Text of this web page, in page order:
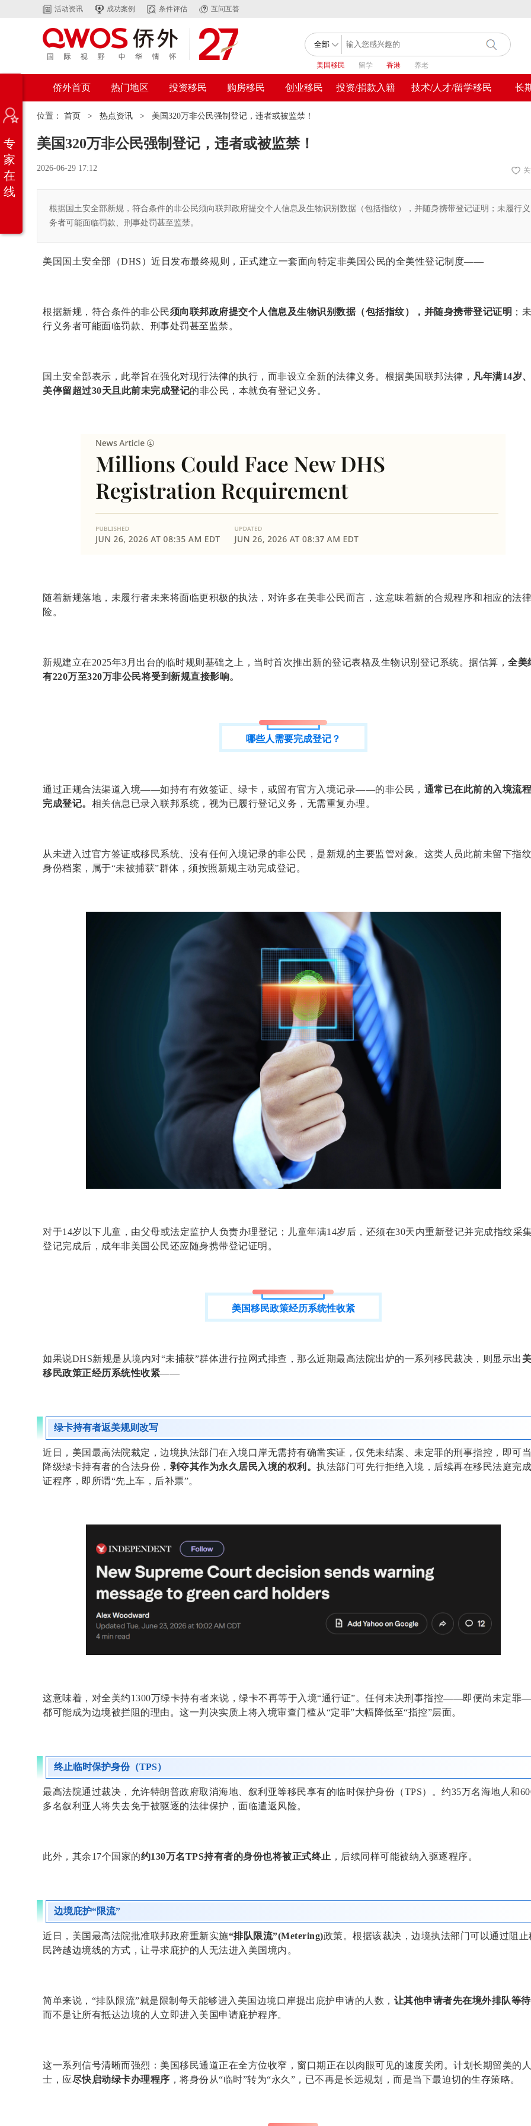
活动资讯 成功案例 条件评估 互问互答
美国移民 留学 香港 养老
侨外首页 热门地区 投资移民 购房移民 创业移民 投资/捐款入籍 技术/人才/留学移民 长
位置： 首页 > 热点资讯 > 美国320万非公民强制登记，违者或被监禁！
美国320万非公民强制登记，违者或被监禁！
2026-06-29 17:12
根据国土安全部新规，符合条件的非公民须向联邦政府提交个人信息及生物识别数据（包括指纹），并随身携带登记证明；未履行义
务者可能面临罚款、刑事处罚甚至监禁。
美国国土安全部（DHS）近日发布最终规则，正式建立一套面向特定非美国公民的全美性登记制度——
根据新规，符合条件的非公民须向联邦政府提交个人信息及生物识别数据（包括指纹），并随身携带登记证明 ；
行义务者可能面临罚款、刑事处罚甚至监禁。
国土安全部表示，此举旨在强化对现行法律的执行，而非设立全新的法律义务。根据美国联邦法律， 凡年满14岁
美停留超过30天且此前未完成登记的非公民，本就负有登记义务。
随着新规落地，未履行者未来将面临更积极的执法，对许多在美非公民而言，这意味着新的合规程序和相应的法
险。
新规建立在2025年3月出台的临时规则基础之上，当时首次推出新的登记表格及生物识别登记系统。据估算， 全美
有220万至320万非公民将受到新规直接影响。
哪些人需要完成登记？
通过正规合法渠道入境——如持有有效签证、绿卡，或留有官方入境记录——的非公民， 通常已在此前的入境流
完成登记。 相关信息已录入联邦系统，视为已履行登记义务，无需重复办理。
从未进入过官方签证或移民系统、没有任何入境记录的非公民，是新规的主要监管对象。这类人员此前未留下指
身份档案，属于“未被捕获”群体，须按照新规主动完成登记。
对于14岁以下儿童，由父母或法定监护人负责办理登记；儿童年满14岁后，还须在30天内重新登记并完成指纹采
登记完成后，成年非美国公民还应随身携带登记证明。
美国移民政策经历系统性收紧
如果说DHS新规是从境内对“未捕获”群体进行拉网式排查，那么近期最高法院出炉的一系列移民裁决，则显示出
移民政策正经历系统性收紧——
绿卡持有者返美规则改写
近日，美国最高法院裁定，边境执法部门在入境口岸无需持有确凿实证，仅凭未结案、未定罪的刑事指控，即可
降级绿卡持有者的合法身份， 剥夺其作为永久居民入境的权利。 执法部门可先行拒绝入境，后续再在移民法庭完
证程序，即所谓“先上车，后补票”。
这意味着，对全美约1300万绿卡持有者来说，绿卡不再等于入境“通行证”。任何未决刑事指控——即便尚未定
都可能成为边境被拦阻的理由。这一判决实质上将入境审查门槛从“定罪”大幅降低至“指控”层面。
终止临时保护身份（TPS）
最高法院通过裁决，允许特朗普政府取消海地、叙利亚等移民享有的临时保护身份（TPS）。约35万名海地人和
多名叙利亚人将失去免于被驱逐的法律保护，面临遣返风险。
此外，其余17个国家的约130万名TPS持有者的身份也将被正式终止 ，后续同样可能被纳入驱逐程序。
边境庇护“限流”
近日，美国最高法院批准联邦政府重新实施“排队限流”(Metering)政策。根据该裁决，边境执法部门可以通过阻止
民跨越边境线的方式，让寻求庇护的人无法进入美国境内。
简单来说，“排队限流”就是限制每天能够进入美国边境口岸提出庇护申请的人数， 让其他申请者先在境外排队等待
而不是让所有抵达边境的人立即进入美国申请庇护程序。
这一系列信号清晰而强烈：美国移民通道正在全方位收窄，窗口期正在以肉眼可见的速度关闭。计划长期留美的人
士，应尽快启动绿卡办理程序 ，将身份从“临时”转为“永久”，已不再是长远规划，而是当下最迫切的生存策略。
专
家
在
线